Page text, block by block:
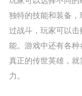
独特的技能和装备
过战斗，玩家可以
能。游戏中还有各种
真正的传世英雄，
力。